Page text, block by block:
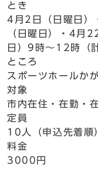
とき
4月2日（日曜日）
（日曜日）・4月
日）9時～12時（
ところ
スポーツホールか
対象
市内在住・在勤・
定員
10人（申込先着順
料金
3000円